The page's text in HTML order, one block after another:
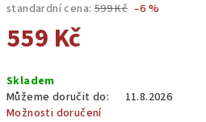
standardní cena: 599 Kč –6 %
559 Kč
cena:
Skladem
Můžeme doručit do:
11.8.2026
Možnosti doručení